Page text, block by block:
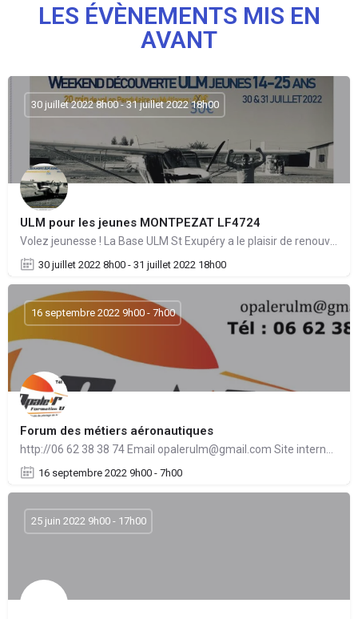
LES ÉVÈNEMENTS MIS EN
AVANT
ULM pour les jeunes MONTPEZAT LF4724
30 juillet 2022 8h00 - 31 juillet 2022 18h00
30 juillet 2022 8h00 - 31 juillet 2022 18h00
Forum des métiers aéronautiques
16 septembre 2022 9h00 - 7h00
16 septembre 2022 9h00 - 7h00
25 juin 2022 9h00 - 17h00